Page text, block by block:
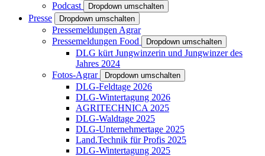
Podcast Dropdown umschalten
Presse Dropdown umschalten
Pressemeldungen Agrar
Pressemeldungen Food
Dropdown umschalten
DLG kürt Jungwinzerin und Jungwinzer des
Jahres 2024
Fotos-Agrar
Dropdown umschalten
DLG-Feldtage 2026
DLG-Wintertagung 2026
AGRITECHNICA 2025
DLG-Waldtage 2025
DLG-Unternehmertage 2025
Land.Technik für Profis 2025
DLG-Wintertagung 2025